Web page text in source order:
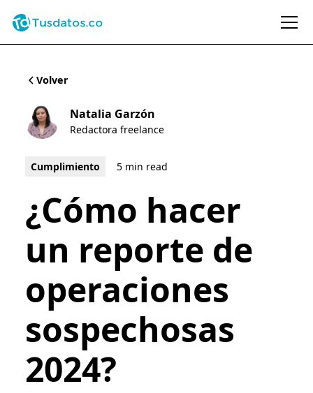
Volver
Natalia Garzón
Redactora freelance
Cumplimiento 5 min read
¿Cómo hacer
un reporte de
operaciones
sospechosas
2024?